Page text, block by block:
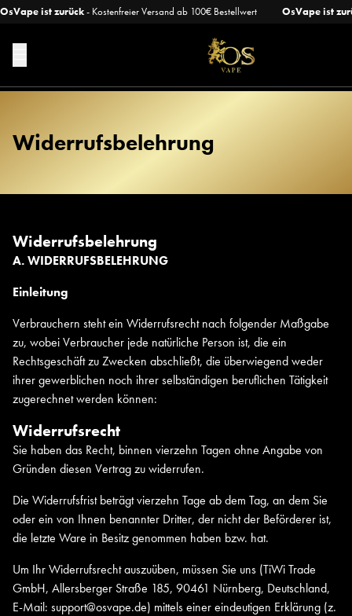
OsVape ist zurück- Kostenfreier Versand ab 100€ Bestellwert OsVape ist
Widerrufsbelehrung
Widerrufsbelehrung
A. WIDERRUFSBELEHRUNG
Einleitung
Verbrauchern steht ein Widerrufsrecht nach folgender Maßgabe
zu, wobei Verbraucher jede natürliche Person ist, die ein
Rechtsgeschäft zu Zwecken abschließt, die überwiegend weder
ihrer gewerblichen noch ihrer selbständigen beruflichen Tätigkeit
zugerechnet werden können:
Widerrufsrecht
Sie haben das Recht, binnen vierzehn Tagen ohne Angabe von
Gründen diesen Vertrag zu widerrufen.
Die Widerrufsfrist beträgt vierzehn Tage ab dem Tag, an dem Sie
oder ein von Ihnen benannter Dritter, der nicht der Beförderer ist,
die letzte Ware in Besitz genommen haben bzw. hat.
Um Ihr Widerrufsrecht auszuüben, müssen Sie uns (TiWi Trade
GmbH, Allersberger Straße 185, 90461 Nürnberg, Deutschland,
E-Mail: support@osvape.de) mittels einer eindeutigen Erklärung (z.